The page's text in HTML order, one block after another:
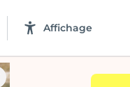
Affichage